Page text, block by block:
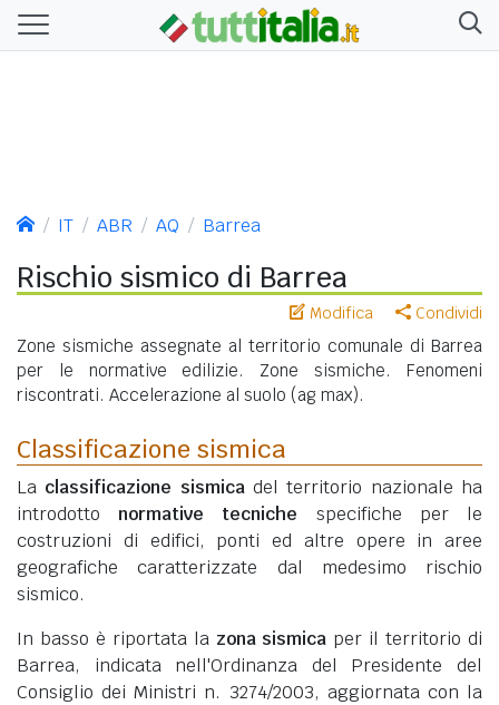
IT ABR AQ Barrea
Rischio sismico di Barrea
Modifica Condividi
Zone sismiche assegnate al territorio comunale di Barrea
per le normative edilizie. Zone sismiche. Fenomeni
riscontrati. Accelerazione al suolo (ag max).
Classificazione sismica
La classificazione sismicadel territorio nazionale ha
introdotto normative tecniche specifiche per le
costruzioni di edifici, ponti ed altre opere in aree
geografiche caratterizzate dal medesimo rischio
sismico.
In basso è riportata la zona sismica per il territorio di
Barrea, indicata nell'Ordinanza del Presidente del
Consiglio dei Ministri n. 3274/2003, aggiornata con la